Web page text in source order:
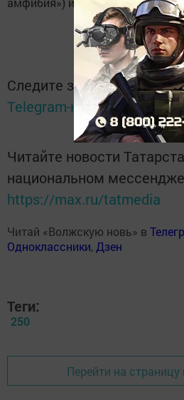
Следите за самым
Telegram-канале
Читайте новости
национальном
https://max.ru/tatmedia
Читай «Волжскую новь» в
Одноклассники, Дзен
Теги:
250
Перейти на страницу